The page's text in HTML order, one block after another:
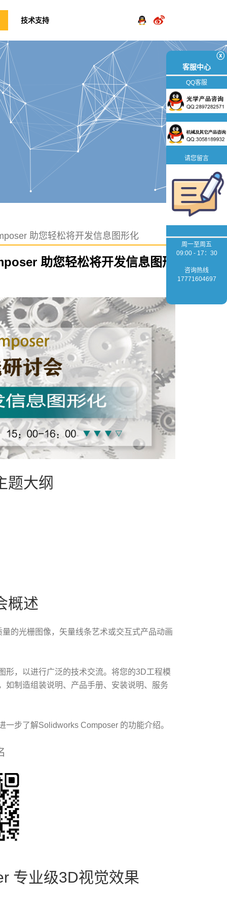
技术支持
助您轻松将开发信息图形化
助您轻松将开发信息图形
题大纲
概述
的光栅图像，矢量线条艺术或交互式产品动画
形，以进行广泛的技术交流。将您的3D工程模
如制造组装说明、产品手册、安装说明、服务
步了解Solidworks Composer 的功能介绍。
专业级3D视觉效果
ⓧ
客服中心
QQ客服
请您留言
周一至周五
09:00 - 17：30
咨询热线
17771604697